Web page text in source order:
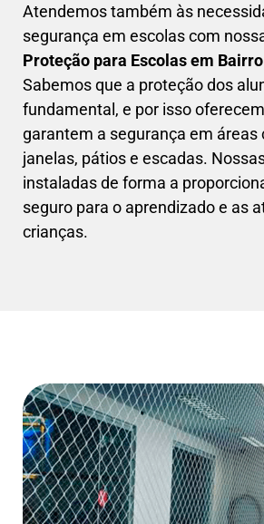
Atendemos também às
segurança em escolas com
Proteção para Escolas em
Sabemos que a proteção dos
fundamental, e por isso
garantem a segurança em áreas
janelas, pátios e escadas.
instaladas de forma a
seguro para o aprendizado e as
crianças.